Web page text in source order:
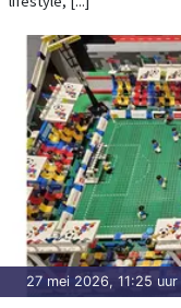
27 mei 2026, 11:25 uur